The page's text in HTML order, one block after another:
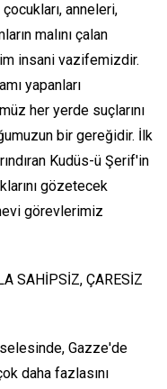
anneleri,
malını çalan
insani vazifemizdir.
yapanları
her yerde suçlarını
bir gereğidir. İlk
Kudüs-ü Şerif'in
gözetecek
görevlerimiz
SAHİPSİZ, ÇARESİZ
Gazze'de
daha fazlasını